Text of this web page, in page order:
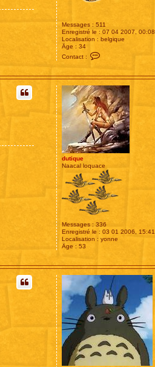
Messages : 511
Enregistré le : 07 04 2007, 00:08
Localisation : belgique
Âge : 34
Contact :
t
c
t
e
r
G
r
é
g
o
r
H
o
u
s
e
dutique
Naacal loquace
Messages : 336
Enregistré le : 03 01 2006, 15:41
Localisation : yonne
Âge : 53